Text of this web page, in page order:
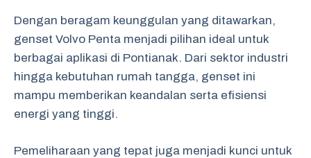
Dengan beragam keunggulan yang ditawarkan,
genset Volvo Penta menjadi pilihan ideal untuk
berbagai aplikasi di Pontianak. Dari sektor industri
hingga kebutuhan rumah tangga, genset ini
mampu memberikan keandalan serta efisiensi
energi yang tinggi.
Pemeliharaan yang tepat juga menjadi kunci untuk